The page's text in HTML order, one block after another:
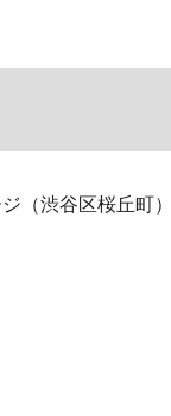
（渋谷区桜丘町）